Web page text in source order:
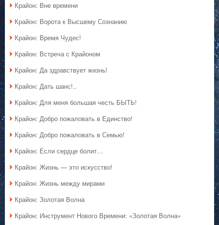
Крайон: Вне времени
Крайон: Ворота к Высшему Сознанию
Крайон: Время Чудес!
Крайон: Встреча с Крайоном
Крайон: Да здравствует жизнь!
Крайон: Дать шанс!..
Крайон: Для меня большая честь БЫТЬ!
Крайон: Добро пожаловать в Единство!
Крайон: Добро пожаловать в Семью!
Крайон: Если сердце болит…
Крайон: Жизнь — это искусство!
Крайон: Жизнь между мирами
Крайон: Золотая Волна
Крайон: Инструмент Нового Времени: «Золотая Волна»